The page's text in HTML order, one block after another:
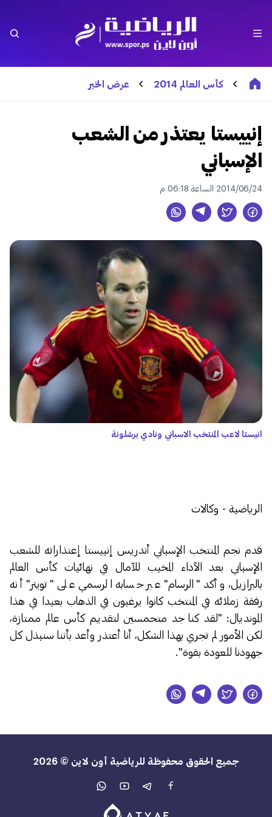
كأس العالم 2014 عرض الخبر
إنييستا يعتذر من الشعب
الإسباني
2014/06/24 الساعة 06:18 م
انيستا لاعب المنتخب الاسباني ونادي برشلونة
الرياضية - وكالات
قدم نجم المنتخب الإسباني أندريس إنييستا إعتذاراته للشعب
الإسباني بعد الآداء المخيب للآمال في نهائيات كأس العالم
بالبرازيل، وأكد "الرسام" عبر حسابه الرسمي على "تويتر" أنه
رفقة زملائه في المنتخب كانوا يرغبون في الذهاب بعيدا في هذا
المونديال: "لقد كنا جد متحمسين لتقديم كأس عالم ممتازة،
لكن الأمور لم تجري بهذا الشكل، أنا أعتذر وأعد بأننا سنبذل كل
جهودنا للعودة بقوة".
جميع الحقوق محفوظة للرياضية أون لاين © 2026